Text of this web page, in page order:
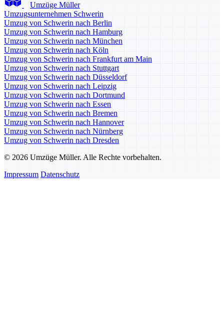
Umzüge Müller
Umzugsunternehmen Schwerin
Umzug von Schwerin nach Berlin
Umzug von Schwerin nach Hamburg
Umzug von Schwerin nach München
Umzug von Schwerin nach Köln
Umzug von Schwerin nach Frankfurt am Main
Umzug von Schwerin nach Stuttgart
Umzug von Schwerin nach Düsseldorf
Umzug von Schwerin nach Leipzig
Umzug von Schwerin nach Dortmund
Umzug von Schwerin nach Essen
Umzug von Schwerin nach Bremen
Umzug von Schwerin nach Hannover
Umzug von Schwerin nach Nürnberg
Umzug von Schwerin nach Dresden
© 2026 Umzüge Müller. Alle Rechte vorbehalten.
Impressum Datenschutz